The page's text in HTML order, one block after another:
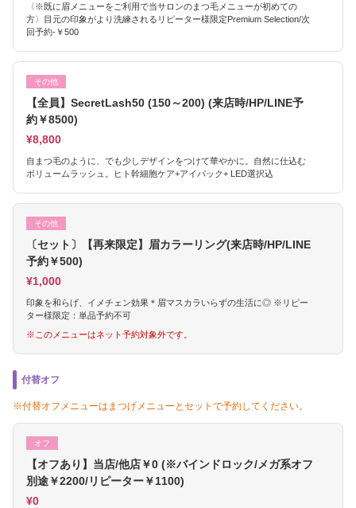
〈※既に眉メニューをご利用で当サロンのまつ毛メニューが初めての
方〉目元の印象がより洗練されるリピーター様限定Premium Selection/次
回予約-￥500
その他
【全員】SecretLash50 (150～200) (来店時/HP/LINE予
約￥8500)
¥8,800
自まつ毛のように、でも少しデザインをつけて華やかに。自然に仕込む
ボリュームラッシュ。ヒト幹細胞ケア+アイパック+ LED選択込
その他
〔セット〕【再来限定】眉カラーリング(来店時/HP/LINE
予約￥500)
¥1,000
印象を和らげ、イメチェン効果＊眉マスカラいらずの生活に◎ ※リピー
ター様限定：単品予約不可
※このメニューはネット予約対象外です。
付替オフ
※付替オフメニューはまつげメニューとセットで予約してください。
オフ
【オフあり】当店/他店￥0 (※バインドロック/メガ系オフ
別途￥2200/リピーター￥1100)
¥0